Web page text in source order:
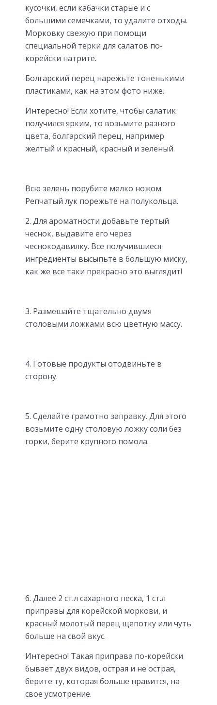
кусочки, если кабачки старые и с
большими семечками, то удалите отходы.
Морковку свежую при помощи
специальной терки для салатов по-
корейски натрите.
Болгарский перец нарежьте тоненькими
пластиками, как на этом фото ниже.
Интересно! Если хотите, чтобы салатик
получился ярким, то возьмите разного
цвета, болгарский перец, например
желтый и красный, красный и зеленый.
Всю зелень порубите мелко ножом.
Репчатый лук порежьте на полукольца.
2. Для ароматности добавьте тертый
чеснок, выдавите его через
чеснокодавилку. Все получившиеся
ингредиенты высыпьте в большую миску,
как же все таки прекрасно это выглядит!
3. Размешайте тщательно двумя
столовыми ложками всю цветную массу.
4. Готовые продукты отодвиньте в
сторону.
5. Сделайте грамотно заправку. Для этого
возьмите одну столовую ложку соли без
горки, берите крупного помола.
6. Далее 2 ст.л сахарного песка, 1 ст.л
приправы для корейской моркови, и
красный молотый перец щепотку или чуть
больше на свой вкус.
Интересно! Такая приправа по-корейски
бывает двух видов, острая и не острая,
берите ту, которая больше нравится, на
свое усмотрение.